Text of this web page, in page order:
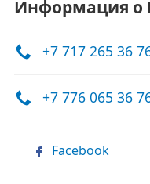
Информация о
+7 717 265 36
+7 776 065 36
Facebook